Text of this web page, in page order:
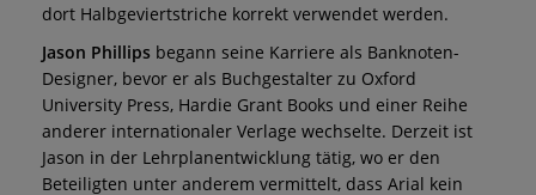
dort Halbgeviertstriche korrekt verwendet werden.
Jason Phillips begann seine Karriere als Banknoten-
Designer, bevor er als Buchgestalter zu Oxford
University Press, Hardie Grant Books und einer Reihe
anderer internationaler Verlage wechselte. Derzeit ist
Jason in der Lehrplanentwicklung tätig, wo er den
Beteiligten unter anderem vermittelt, dass Arial kein